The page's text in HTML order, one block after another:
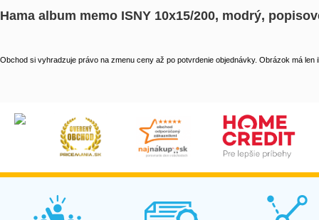
Hama album memo ISNY 10x15/200, modrý,
Obchod si vyhradzuje právo na zmenu ceny až po potvrdenie objednávky. Obrázok má len